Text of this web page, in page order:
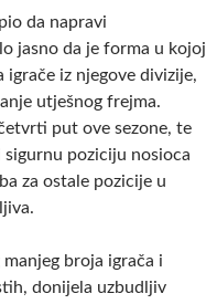
da napravi
jasno da je forma u kojoj
igrače iz njegove divizije,
utješnog frejma.
put ove sezone, te
poziciju nosioca
za ostale pozicije u
broja igrača i
donijela uzbudljiv